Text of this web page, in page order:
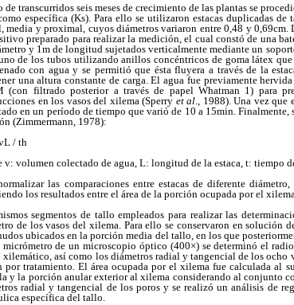
de transcurridos seis meses de crecimiento de las plantas se
específica (Ks). Para ello se utilizaron estacas duplicadas
media y proximal, cuyos diámetros variaron entre 0,48 y 0,69cm.
preparado para realizar la medición, el cual constó de una
y 1m de longitud sujetados verticalmente mediante un
de los tubos utilizando anillos concéntricos de goma látex
con agua y se permitió que ésta fluyera a través de la
una altura constante de carga. El agua fue previamente
(con filtrado posterior a través de papel Whatman 1) para
en los vasos del xilema (Sperry et al ., 1988). Una vez
en un período de tiempo que varió de 10 a 15min.
(Zimmermann, 1978):
/ th
v: volumen colectado de agua, L: longitud de la estaca, t: tiempo
las comparaciones entre estacas de diferente
los resultados entre el área de la porción ocupada por el
segmentos de tallo empleados para realizar las
de los vasos del xilema. Para ello se conservaron en
ubicados en la porción media del tallo, en los que
micrómetro de un microscopio óptico (400×) se determinó el
así como los diámetros radial y tangencial de los ocho
por tratamiento. El área ocupada por el xilema fue calculada al
y la porción anular exterior al xilema considerando al conjunto
radial y tangencial de los poros y se realizó un análisis de
específica del tallo.